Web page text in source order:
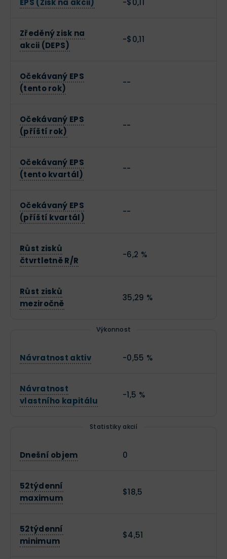
EPS (Zisk na akcii) -$0,11
Zředěný zisk na
akcii (DEPS)
-$0,11
Očekávaný EPS
(tento rok)
--
Očekávaný EPS
(příští rok)
--
Očekávaný EPS
(tento kvartál)
--
Očekávaný EPS
(příští kvartál)
--
Růst zisků
čtvrtletně R/R
-6,2 %
Růst zisků
meziročně
35,29 %
Výkonnost
Návratnost aktiv -0,55 %
Návratnost
vlastního kapitálu
-1,5 %
Statistiky akcií
Dnešní objem 0
52týdenní
maximum
$18,5
52týdenní
minimum
$4,51